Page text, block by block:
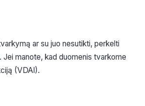
ar su juo nesutikti, perkelti
. Jei manote, kad duomenis tvarkome
(VDAI).